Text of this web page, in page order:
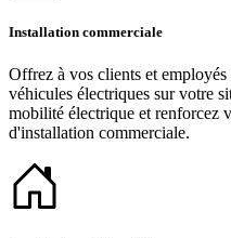
Installation commerciale
Offrez à vos clients et
véhicules électriques sur votre
mobilité électrique et renforcez
d'installation commerciale.